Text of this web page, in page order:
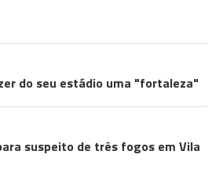
do seu estádio uma "fortaleza"
suspeito de três fogos em Vila